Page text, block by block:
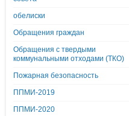
обелиски
Обращения граждан
Обращения с твердыми
коммунальными отходами (ТКО)
Пожарная безопасность
ППМИ-2019
ППМИ-2020